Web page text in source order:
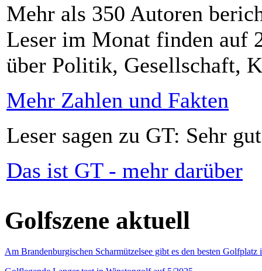
Mehr als 350 Autoren
Leser im Monat finden auf
über Politik, Gesellschaft,
Mehr Zahlen und Fakten
Leser sagen zu GT: Sehr
Das ist GT - mehr darüber
Golfszene aktuell
Am Brandenburgischen Scharmützelsee gibt es den besten